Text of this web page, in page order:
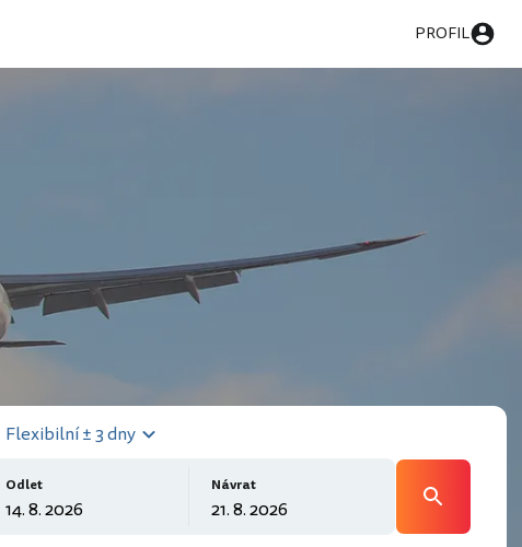
PROFIL
Flexibilní ± 3 dny
Odlet Návrat